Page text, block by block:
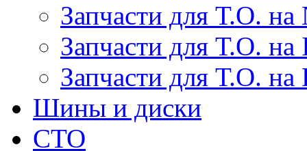
Запчасти для Т.О. на
Запчасти для Т.О.
Запчасти для Т.О. на
Шины и диски
СТО